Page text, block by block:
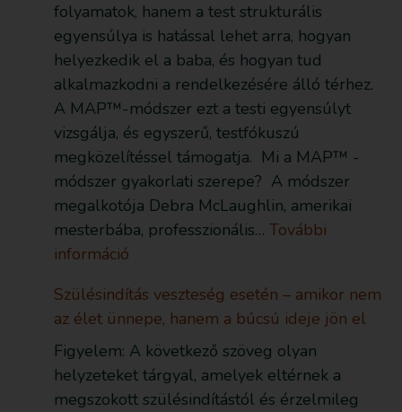
folyamatok, hanem a test strukturális
egyensúlya is hatással lehet arra, hogyan
helyezkedik el a baba, és hogyan tud
alkalmazkodni a rendelkezésére álló térhez.
A MAP™-módszer ezt a testi egyensúlyt
vizsgálja, és egyszerű, testfókuszú
megközelítéssel támogatja. Mi a MAP™ -
módszer gyakorlati szerepe? A módszer
megalkotója Debra McLaughlin, amerikai
mesterbába, professzionális… További
információ
Szülésindítás veszteség esetén – amikor nem
az élet ünnepe, hanem a búcsú ideje jön el
Figyelem: A következő szöveg olyan
helyzeteket tárgyal, amelyek eltérnek a
megszokott szülésindítástól és érzelmileg